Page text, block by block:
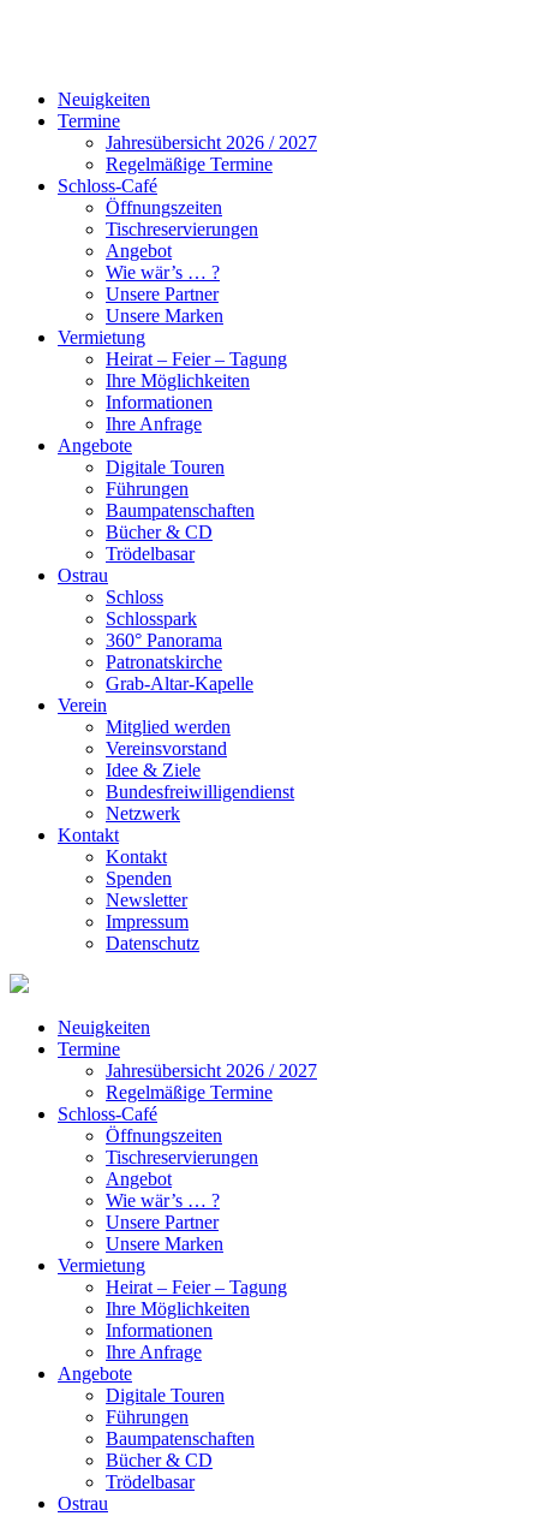
Neuigkeiten
Termine
Jahresübersicht 2026 / 2027
Regelmäßige Termine
Schloss-Café
Öffnungszeiten
Tischreservierungen
Angebot
Wie wär’s … ?
Unsere Partner
Unsere Marken
Vermietung
Heirat – Feier – Tagung
Ihre Möglichkeiten
Informationen
Ihre Anfrage
Angebote
Digitale Touren
Führungen
Baumpatenschaften
Bücher & CD
Trödelbasar
Ostrau
Schloss
Schlosspark
360° Panorama
Patronatskirche
Grab-Altar-Kapelle
Verein
Mitglied werden
Vereinsvorstand
Idee & Ziele
Bundesfreiwilligendienst
Netzwerk
Kontakt
Kontakt
Spenden
Newsletter
Impressum
Datenschutz
Neuigkeiten
Termine
Jahresübersicht 2026 / 2027
Regelmäßige Termine
Schloss-Café
Öffnungszeiten
Tischreservierungen
Angebot
Wie wär’s … ?
Unsere Partner
Unsere Marken
Vermietung
Heirat – Feier – Tagung
Ihre Möglichkeiten
Informationen
Ihre Anfrage
Angebote
Digitale Touren
Führungen
Baumpatenschaften
Bücher & CD
Trödelbasar
Ostrau